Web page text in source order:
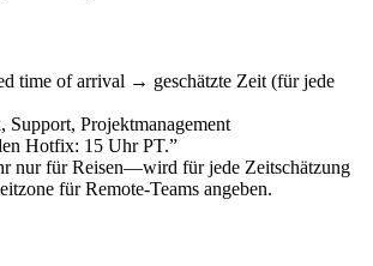
time of arrival → geschätzte Zeit (für jede
Support, Projektmanagement
Hotfix: 15 Uhr PT.”
nur für Reisen—wird für jede Zeitschätzung
für Remote-Teams angeben.